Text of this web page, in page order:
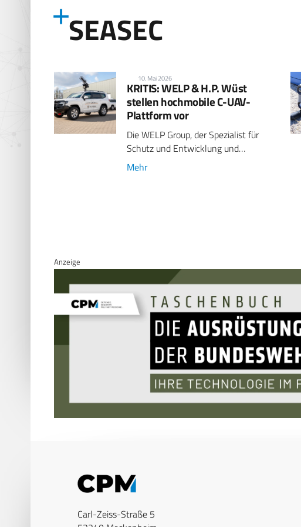
SEASEC
10. Mai 2026
KRITIS: WELP & H.P. Wüst
stellen hochmobile C-UAV-
Plattform vor
Die WELP Group, der Spezialist für
Schutz und Entwicklung und…
Mehr
Anzeige
Carl-Zeiss-Straße 5